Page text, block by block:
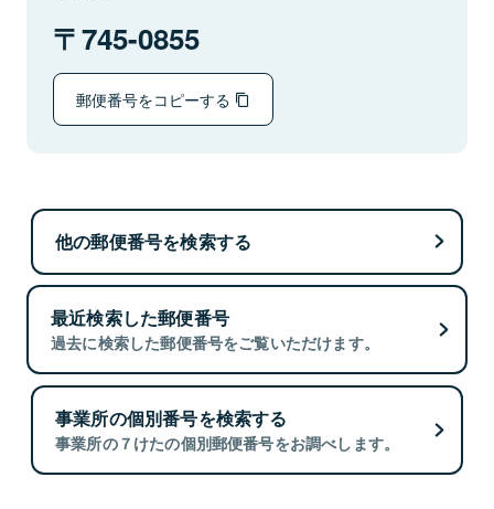
745-0855
郵便番号をコピーする
他の郵便番号を検索する
最近検索した郵便番号
過去に検索した郵便番号をご覧いただけます。
事業所の個別番号を検索する
事業所の７けたの個別郵便番号をお調べします。